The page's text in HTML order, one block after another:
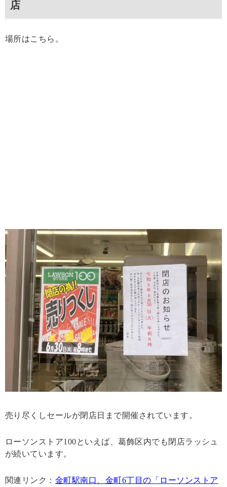
店
場所はこちら。
売り尽くしセールが閉店日まで開催されています。
ローソンストア100といえば、葛飾区内でも閉店ラッシュ
が続いています。
関連リンク： 金町駅南口、金町6丁目の「ローソンストア